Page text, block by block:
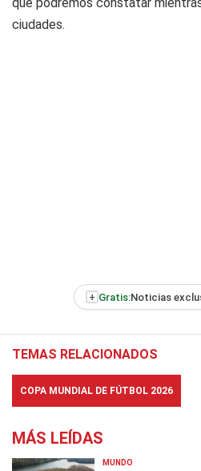
ciudades.
+ Gratis:Noticias
TEMAS RELACIONADOS
COPA MUNDIAL DE FÚTBOL 2026
MÁS LEÍDAS
MUNDO